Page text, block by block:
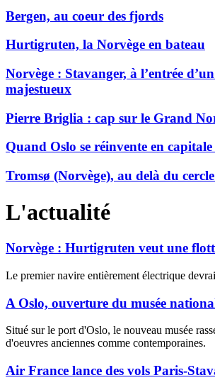
Bergen, au coeur des fjords
Hurtigruten, la Norvège en bateau
Norvège : Stavanger, à l’entrée
majestueux
Pierre Briglia : cap sur le Grand
Quand Oslo se réinvente en
Tromsø (Norvège), au delà du
L'actualité
Norvège : Hurtigruten veut une
Le premier navire entièrement électrique
A Oslo, ouverture du musée
Situé sur le port d'Oslo, le nouveau musée
d'oeuvres anciennes comme contemporaines.
Air France lance des vols Paris-